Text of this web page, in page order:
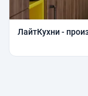
ЛайтКухни -